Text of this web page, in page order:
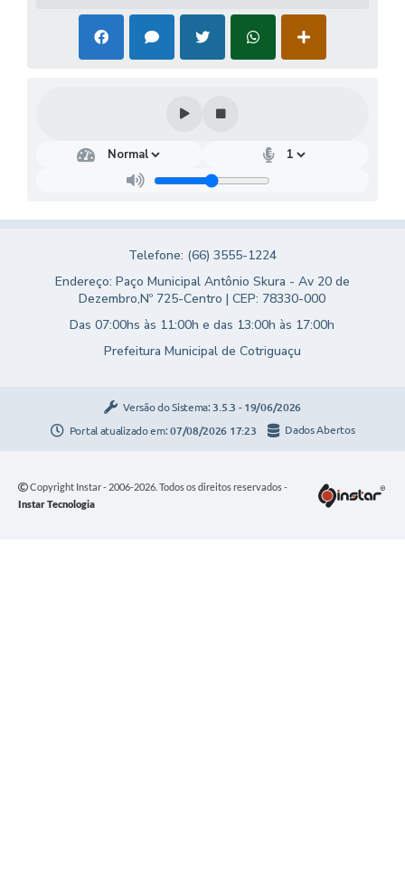
Telefone: (66) 3555-1224
Endereço: Paço Municipal Antônio Skura - Av 20 de
Dezembro,Nº 725-Centro | CEP: 78330-000
Das 07:00hs às 11:00h e das 13:00h às 17:00h
Prefeitura Municipal de Cotriguaçu
Versão do Sistema: 3.5.3 - 19/06/2026
Portal atualizado em:07/08/2026 17:23 Dados Abertos
Copyright Instar - 2006-2026. Todos os direitos reservados -
Instar Tecnologia